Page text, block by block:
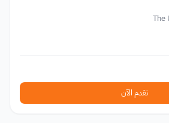
The
تقدم الآن